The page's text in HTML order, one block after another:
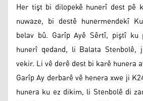
Her tişt bi dilopekê hunerî dest pê
nuwaze, bi destê hunermendekî
belav bû. Garîp Ayê Sêrtî, piştî ku
hunerî qedand, li Balata
vekir. Li vê derê dest bi karê hunera
Garîp Ay derbarê vê henera xwe ji
hunera ku ez dikim, li Stenbolê di